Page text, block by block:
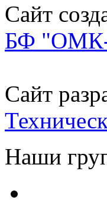
Сайт
БФ "ОМК-
Сайт
Наши